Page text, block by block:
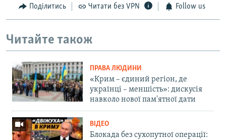
Поділитись Читати без VPN Follow us
Читайте також
ПРАВА ЛЮДИНИ
«Крим – єдиний регіон, де
українці – меншість»: дискусія
навколо нової пам'ятної дати
ВІДЕО
Блокада без сухопутної операції: